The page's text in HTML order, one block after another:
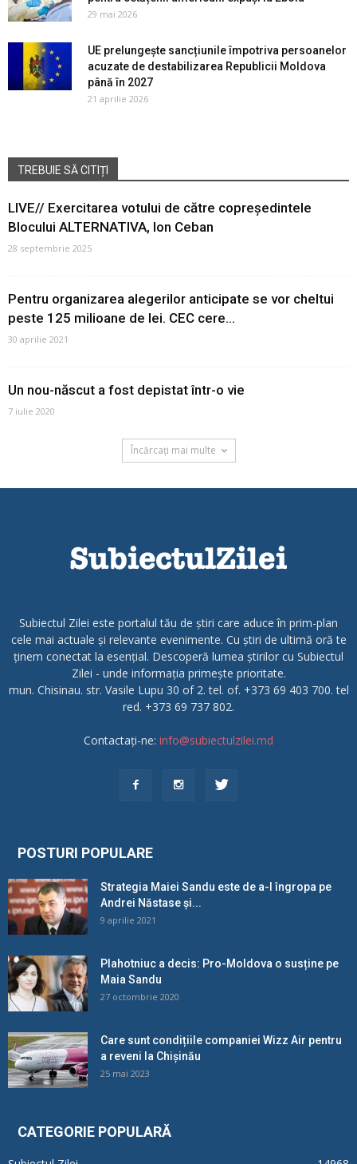
29 mai 2026
UE prelungește sancțiunile împotriva persoanelor
acuzate de destabilizarea Republicii Moldova
până în 2027
21 aprilie 2026
TREBUIE SĂ CITIȚI
LIVE// Exercitarea votului de către copreședintele
Blocului ALTERNATIVA, Ion Ceban
28 septembrie 2025
Pentru organizarea alegerilor anticipate se vor cheltui
peste 125 milioane de lei. CEC cere...
30 aprilie 2021
Un nou-născut a fost depistat într-o vie
7 iulie 2020
Încărcați mai multe
Subiectul Zilei este portalul tău de știri care aduce în prim-plan
cele mai actuale și relevante evenimente. Cu știri de ultimă oră te
ținem conectat la esențial. Descoperă lumea știrilor cu Subiectul
Zilei - unde informația primește prioritate.
mun. Chisinau. str. Vasile Lupu 30 of 2. tel. of. +373 69 403 700. tel
red. +373 69 737 802.
Contactați-ne: info@subiectulzilei.md
POSTURI POPULARE
Strategia Maiei Sandu este de a-l îngropa pe
Andrei Năstase și...
9 aprilie 2021
Plahotniuc a decis: Pro-Moldova o susține pe
Maia Sandu
27 octombrie 2020
Care sunt condițiile companiei Wizz Air pentru
a reveni la Chișinău
25 mai 2023
CATEGORIE POPULARĂ